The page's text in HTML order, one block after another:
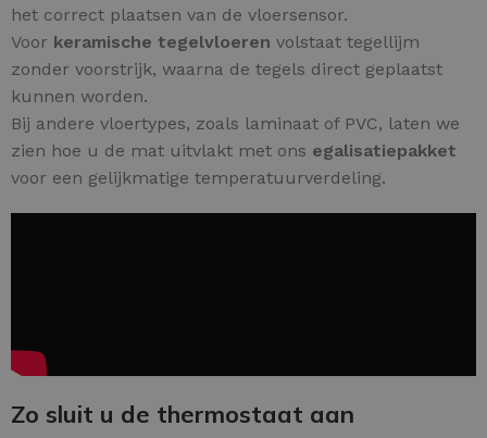
het correct plaatsen van de vloersensor.
Voor keramische tegelvloeren volstaat tegellijm
zonder voorstrijk, waarna de tegels direct geplaatst
kunnen worden.
Bij andere vloertypes, zoals laminaat of PVC, laten we
zien hoe u de mat uitvlakt met ons egalisatiepakket
voor een gelijkmatige temperatuurverdeling.
Zo sluit u de thermostaat aan